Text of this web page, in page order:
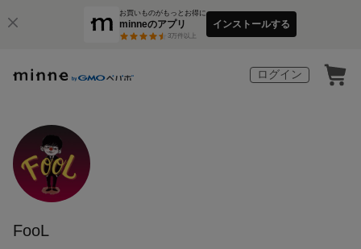
お買いものがもっとお得に
minneのアプリ
3万件以上
インストールする
ログイン
FooL